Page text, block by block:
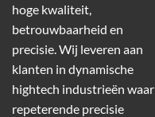
hoge kwaliteit,
betrouwbaarheid en
precisie. Wij leveren aan
klanten in dynamische
hightech industrieën waar
repeterende precisie